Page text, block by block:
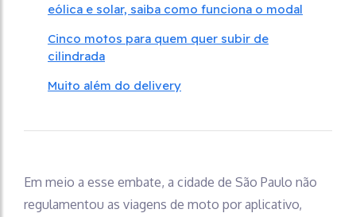
eólica e solar, saiba como funciona o modal
Cinco motos para quem quer subir de
cilindrada
Muito além do delivery
Em meio a esse embate, a cidade de São Paulo não
regulamentou as viagens de moto por aplicativo,